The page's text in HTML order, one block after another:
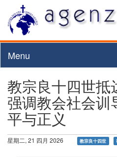
Menu
教宗良十四世抵
强调教会社会训
平与正义
星期二, 21 四月 2026 教宗良十四世